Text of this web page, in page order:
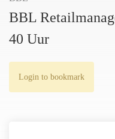
BBL
40 Uur
Login to bookmark